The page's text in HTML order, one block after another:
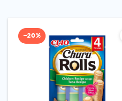
−20%